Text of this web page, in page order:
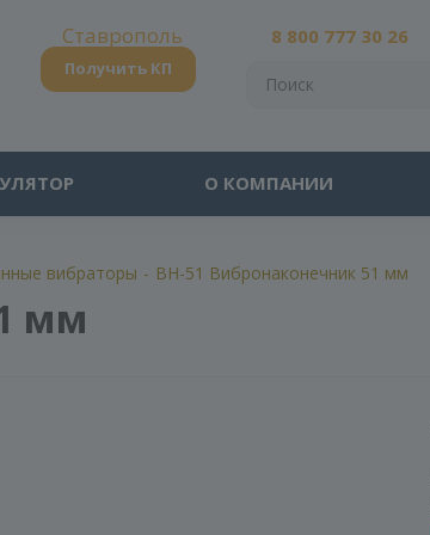
Ставрополь
Получить КП
8 800 777 30 26
О КОМПАНИИ
вибраторы - ВН-51 Вибронаконечник 51 мм
мм